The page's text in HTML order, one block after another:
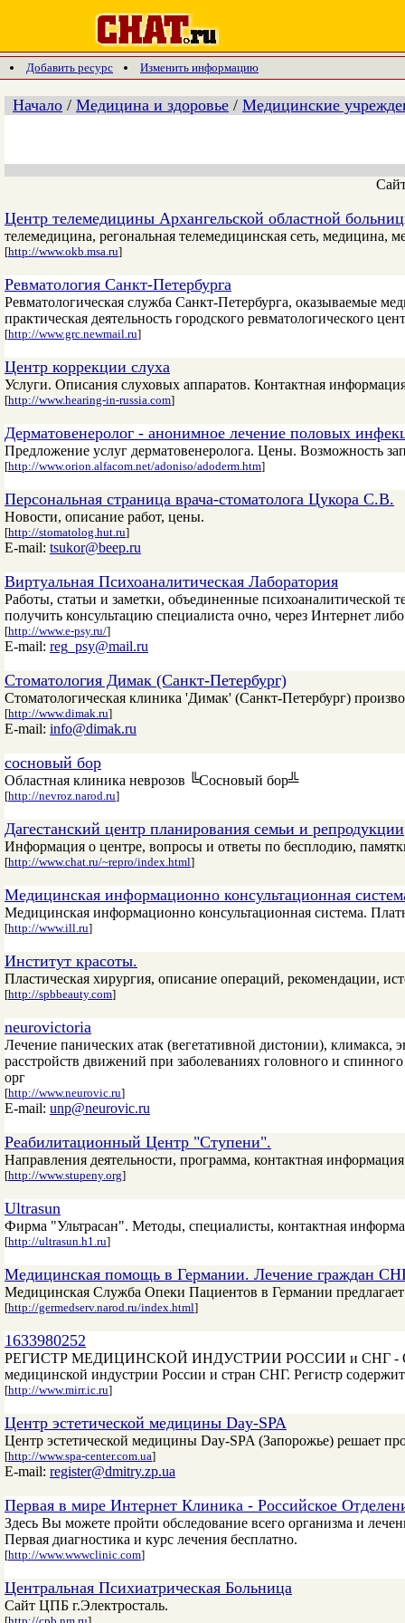
Добавить ресурс Изменить информацию
Начало / Медицина и здоровье / Медицинские
Центр телемедицины Архангельской областной
телемедицина, регональная телемедицинская сеть, медицина,
[http://www.okb.msa.ru]
Ревматология Санкт-Петербурга
Ревматологическая служба Санкт-Петербурга, оказываемые
практическая деятельность городского ревматологического
[http://www.grc.newmail.ru]
Центр коррекции слуха
Услуги. Описания слуховых аппаратов. Контактная
[http://www.hearing-in-russia.com]
Дерматовенеролог - анонимное лечение половых
Предложение услуг дерматовенеролога. Цены. Возможность
[http://www.orion.alfacom.net/adoniso/adoderm.htm]
Персональная страница врача-стоматолога Цукора С.В.
Новости, описание работ, цены.
[http://stomatolog.hut.ru]
E-mail: tsukor@beep.ru
Виртуальная Психоаналитическая Лаборатория
Работы, статьи и заметки, объединенные
получить консультацию специалиста очно, через Интернет
[http://www.e-psy.ru/]
E-mail: reg_psy@mail.ru
Стоматология Димак (Санкт-Петербург)
Стоматологическая клиника 'Димак' (Санкт-Петербург)
[http://www.dimak.ru]
E-mail: info@dimak.ru
сосновый бор
Областная клиника неврозов ╚Сосновый бор╩
[http://nevroz.narod.ru]
Дагестанский центр планирования семьи и репродукции
Информация о центре, вопросы и ответы по бесплодию,
[http://www.chat.ru/~repro/index.html]
Mедицинская информационно консультационная
Медицинская информационно консультационная система.
[http://www.ill.ru]
Институт красоты.
Пластическая хирургия, описание операций, рекомендации,
[http://spbbeauty.com]
neurovictoria
Лечение панических атак (вегетативной дистонии),
расстройств движений при заболеваниях головного и
орг
[http://www.neurovic.ru]
E-mail: unp@neurovic.ru
Реабилитационный Центр "Ступени".
Направления деятельности, программа, контактная
[http://www.stupeny.org]
Ultrasun
Фирма "Ультрасан". Методы, специалисты, контактная
[http://ultrasun.h1.ru]
Медицинская помощь в Германии. Лечение граждан
Медицинская Служба Опеки Пациентов в Германии
[http://germedserv.narod.ru/index.html]
1633980252
РЕГИСТР МЕДИЦИНСКОЙ ИНДУСТРИИ РОССИИ и СНГ - Он-
медицинской индустрии России и стран СНГ. Регистр
[http://www.mirr.ic.ru]
Центр эстетической медицины Day-SPA
Центр эстетической медицины Day-SPA (Запорожье) решает
[http://www.spa-center.com.ua]
E-mail: register@dmitry.zp.ua
Первая в мире Интернет Клиника - Российское
Здесь Вы можете пройти обследование всего организма и
Первая диагностика и курс лечения бесплатно.
[http://www.wwwclinic.com]
Центральная Психиатрическая Больница
Сайт ЦПБ г.Электросталь.